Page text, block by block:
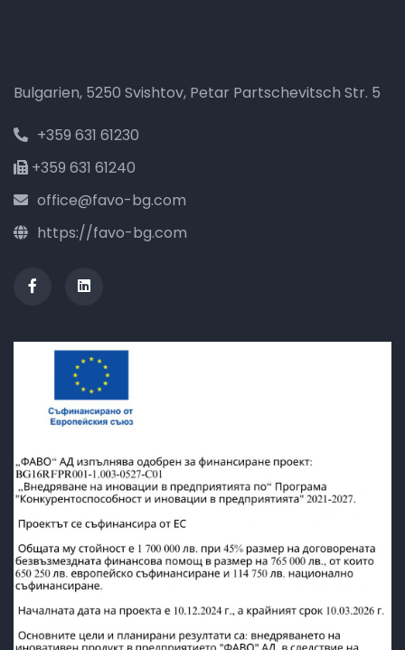
Bulgarien, 5250 Svishtov, Petar Partschevitsch Str. 5
+359 631 61230
+359 631 61240
office@favo-bg.com
https://favo-bg.com